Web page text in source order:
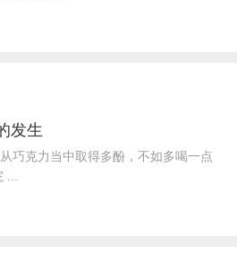
发生
巧克力当中取得多酚，不如多喝一点